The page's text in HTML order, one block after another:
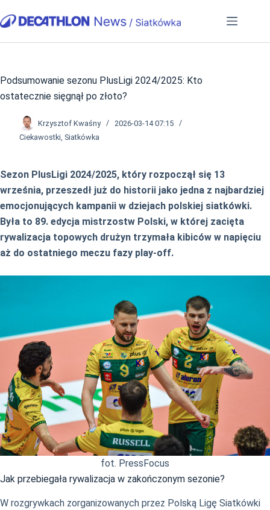
do
Podsumowanie sezonu PlusLigi 2024/2025: Kto
ostatecznie sięgnął po złoto?
Krzysztof Kwaśny
2026-03-14 07:15
Ciekawostki, Siatkówka
Sezon PlusLigi 2024/2025, który rozpoczął się 13
września, przeszedł już do historii jako jedna z najbardziej
emocjonujących kampanii w dziejach polskiej siatkówki.
Była to 89. edycja mistrzostw Polski, w której zacięta
rywalizacja topowych drużyn trzymała kibiców w napięciu
aż do ostatniego meczu fazy play-off.
fot. PressFocus
Jak przebiegała rywalizacja w zakończonym sezonie?
W rozgrywkach zorganizowanych przez Polską Ligę Siatkówki